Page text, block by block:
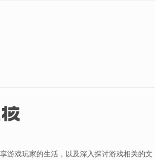
游戏玩家的生活，以及深入探讨游戏相关的文